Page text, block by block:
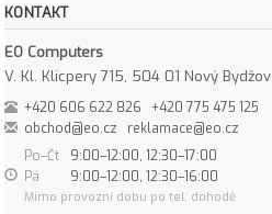
KONTAKT
EO Computers
V. Kl. Klicpery 715, 504 01 Nový Bydžov
+420 606 622 826
+420 775 475 125
obchod@eo.cz
reklamace@eo.cz
Po–Čt
9:00–12:00, 12:30–17:00
Pá
9:00–12:00, 12:30–16:00
Mimo provozní dobu po tel. dohodě